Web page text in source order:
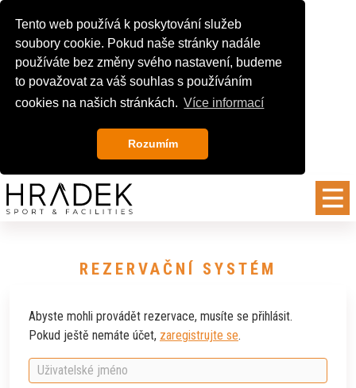
Tento web používá k poskytování služeb
soubory cookie. Pokud naše stránky nadále
používáte bez změny svého nastavení, budeme
to považovat za váš souhlas s používáním
cookies na našich stránkách. Více informací
Rozumím
REZERVAČNÍ SYSTÉM
Abyste mohli provádět rezervace, musíte se přihlásit.
Pokud ještě nemáte účet, zaregistrujte se.